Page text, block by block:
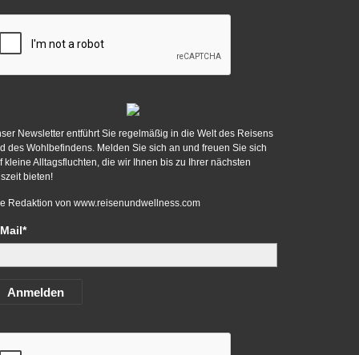
Newsletter entführt Sie regelmäßig in die Welt des Reisens
des Wohlbefindens. Melden Sie sich an und freuen Sie sich
kleine Alltagsfluchten, die wir Ihnen bis zu Ihrer nächsten
bieten!
Redaktion von www.reisenundwellness.com
Anmelden